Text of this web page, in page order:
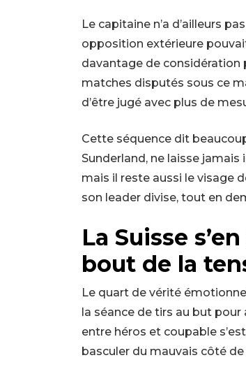
Le capitaine n’a d’ailleurs
opposition extérieure
davantage de considération
matches disputés sous ce
d’être jugé avec plus de
Cette séquence dit
Sunderland, ne laisse
mais il reste aussi le visage
son leader divise, tout en
La Suisse
bout de la
Le quart de vérité
la séance de tirs au but
entre héros et coupable
basculer du mauvais côté de